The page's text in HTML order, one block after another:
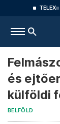
TELEX
és
külföldi
BELFÖLD